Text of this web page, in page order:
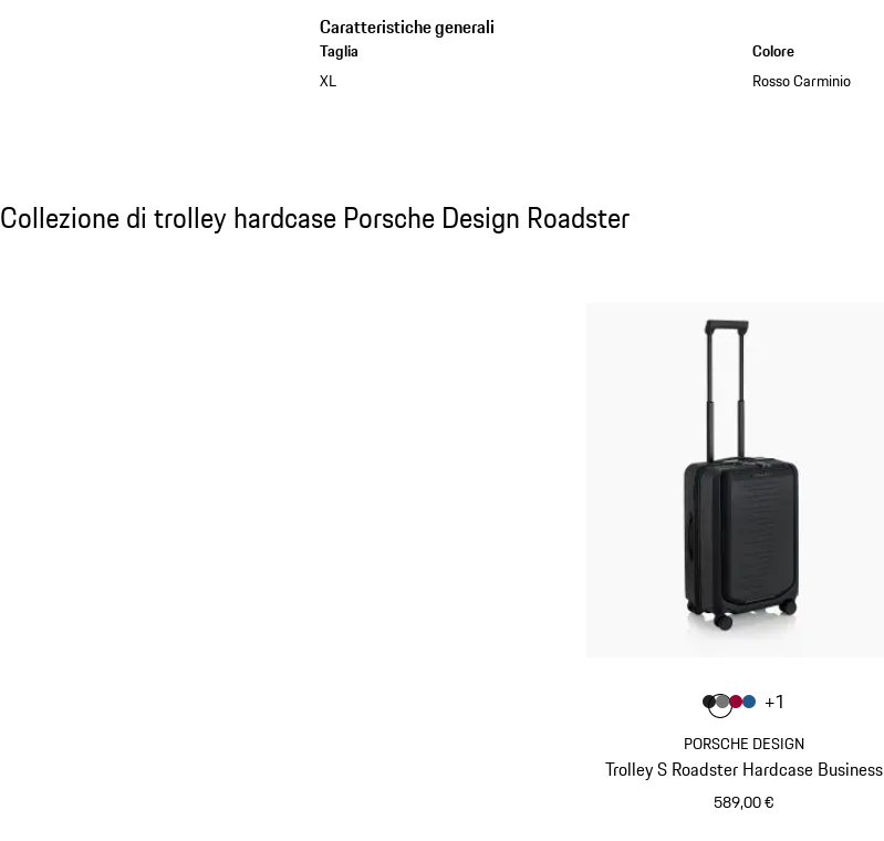
Caratteristiche generali
Taglia
XL
Colore
Rosso Carminio
Collezione di trolley hardcase Porsche Design Roadster
Collezione di trolley hardcase Porsche Design Roadster
PORSCHE DESIGN
Trolley S Roadster Hardcase Business
589,00 €
Colore
ColoreNero Opaco
Colore
Colore
Colore
+1